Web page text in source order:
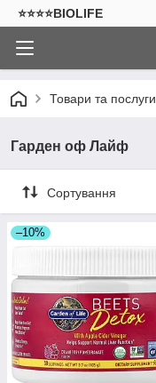
⭐⭐⭐⭐BIOLIFE
Товари та послуги
Гарден оф Лайф
Сортування
–10%